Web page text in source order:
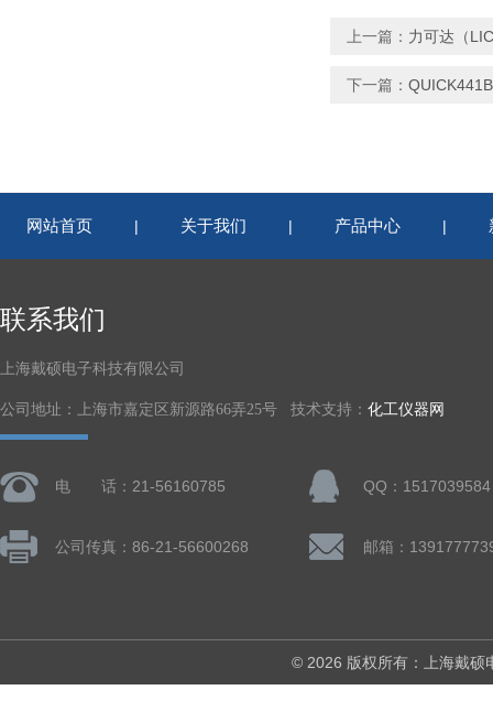
上一篇： 力可达（
下一篇：
网站首页 | 关于我们 | 产品中心 |
联系我们
上海戴硕电子科技有限公司
公司地址：上海市嘉定区新源路66弄25号 技术支持： 化工仪器网
电 话：21-56160785 QQ：1517039584
公司传真：86-21-56600268
© 2026 版权所有：上海戴